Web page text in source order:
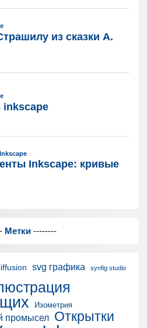
Метки --------
svg графика synfig studio
Изометрия
промысел Открытки